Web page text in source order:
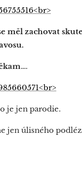
měl zachovat
….
je jen parodie.
jen úlisného